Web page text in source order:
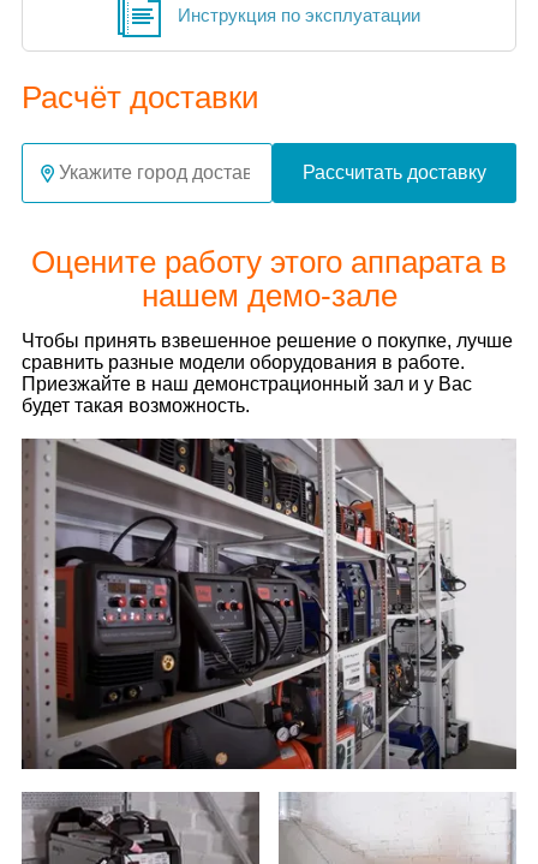
Инструкция по эксплуатации
Расчёт доставки
Рассчитать доставку
Оцените работу этого аппарата в
нашем демо-зале
Чтобы принять взвешенное решение о покупке, лучше
сравнить разные модели оборудования в работе.
Приезжайте в наш демонстрационный зал и у Вас
будет такая возможность.